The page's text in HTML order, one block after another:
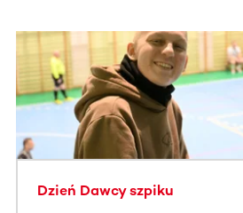
Ta sekcja zawiera treści
Dzień Dawcy szpiku